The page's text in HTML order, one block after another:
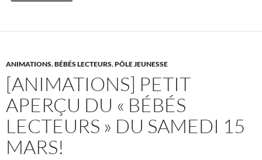
k
ANIMATIONS,BÉBÉS LECTEURS,PÔLE JEUNESSE
[ANIMATIONS] PETIT
APERÇU DU « BÉBÉS
LECTEURS » DU SAMEDI 15
MARS!